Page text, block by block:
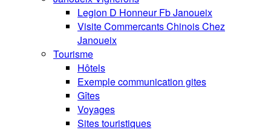
Legion D Honneur Fb Janoueix
Visite Commercants Chinois Chez
Janoueix
Tourisme
Hôtels
Exemple communication gites
Gîtes
Voyages
Sites touristiques